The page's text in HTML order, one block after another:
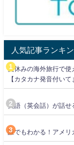
人気記事ランキ
夏休みの海外旅行で
【カタカナ発音付いて
英語（英会話）が話
誰でもわかる！アメリ